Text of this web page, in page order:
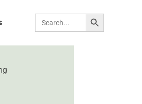
Search for: Search Button